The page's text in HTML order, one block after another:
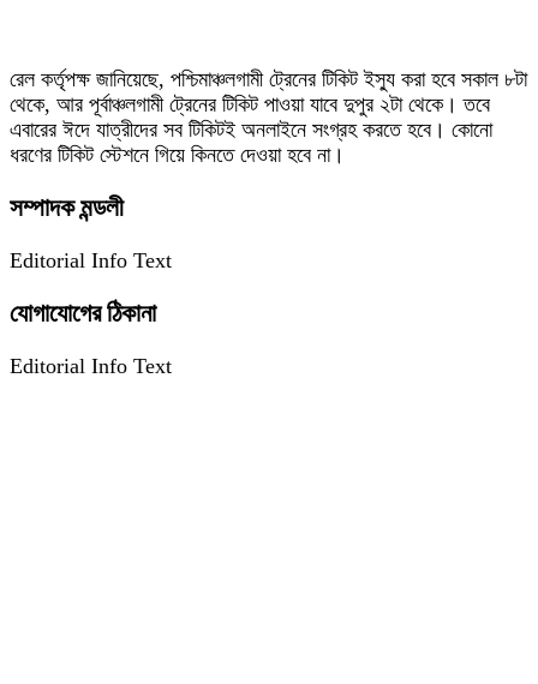
রেল কর্তৃপক্ষ জানিয়েছে, পশ্চিমাঞ্চলগামী ট্রেনের টিকিট ইস্যু করা হবে সকাল ৮টা
থেকে, আর পূর্বাঞ্চলগামী ট্রেনের টিকিট পাওয়া যাবে দুপুর ২টা থেকে। তবে
এবারের ঈদে যাত্রীদের সব টিকিটই অনলাইনে সংগ্রহ করতে হবে। কোনো
ধরণের টিকিট স্টেশনে গিয়ে কিনতে দেওয়া হবে না।
সম্পাদক মন্ডলী
Editorial Info Text
যোগাযোগের ঠিকানা
Editorial Info Text